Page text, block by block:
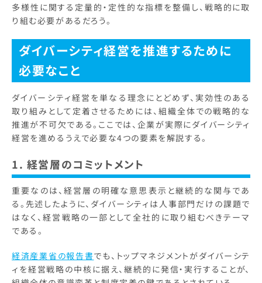
多様性に関する定量的・定性的な指標を整備し、戦略的に取
り組む必要があるだろう。
ダイバーシティ経営を推進するために
必要なこと
ダイバーシティ経営を単なる理念にとどめず、実効性のある
取り組みとして定着させるためには、組織全体での戦略的な
推進が不可欠である。ここでは、企業が実際にダイバーシティ
経営を進めるうえで必要な4つの要素を解説する。
1. 経営層のコミットメント
重要なのは、経営層の明確な意思表示と継続的な関与であ
る。先述したように、ダイバーシティは人事部門だけの課題で
はなく、経営戦略の一部として全社的に取り組むべきテーマ
である。
経済産業省の報告書でも、トップマネジメントがダイバーシテ
ィを経営戦略の中核に据え、継続的に発信・実行することが、